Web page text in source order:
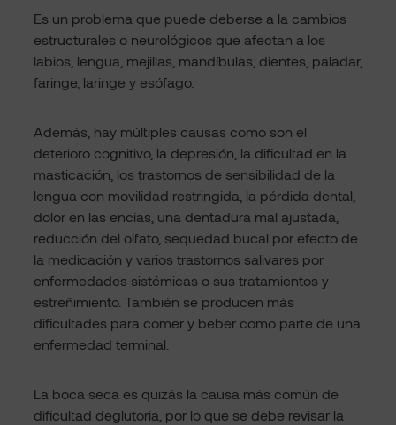
Es un problema que puede deberse a la cambios
estructurales o neurológicos que afectan a los
labios, lengua, mejillas, mandíbulas, dientes, paladar,
faringe, laringe y esófago.
Además, hay múltiples causas como son el
deterioro cognitivo, la depresión, la dificultad en la
masticación, los trastornos de sensibilidad de la
lengua con movilidad restringida, la pérdida dental,
dolor en las encías, una dentadura mal ajustada,
reducción del olfato, sequedad bucal por efecto de
la medicación y varios trastornos salivares por
enfermedades sistémicas o sus tratamientos y
estreñimiento. También se producen más
dificultades para comer y beber como parte de una
enfermedad terminal.
La boca seca es quizás la causa más común de
dificultad deglutoria, por lo que se debe revisar la